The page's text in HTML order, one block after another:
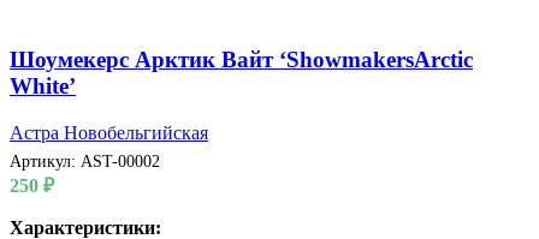
Шоумекерс Арктик Вайт ‘ShowmakersArctic
White’
Астра Новобельгийская
Артикул: AST-00002
250 ₽
Характеристики: